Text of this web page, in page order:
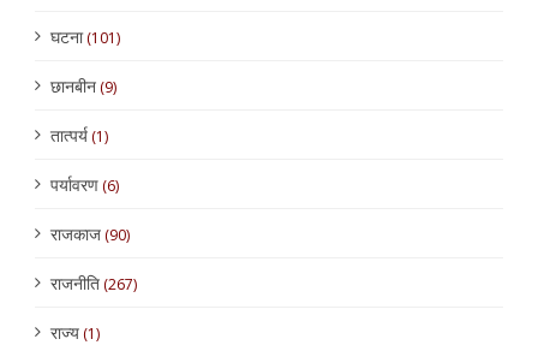
घटना(101)
छानबीन(9)
तात्पर्य(1)
पर्यावरण(6)
राजकाज(90)
राजनीति(267)
राज्य(1)